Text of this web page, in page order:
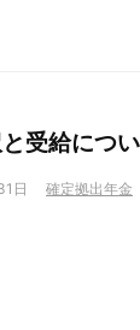
受給につ
日 確定拠出年金